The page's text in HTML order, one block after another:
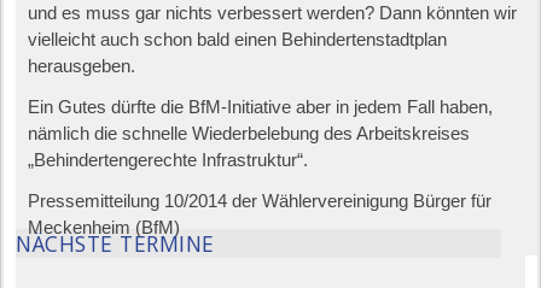
und es muss gar nichts verbessert werden? Dann könnten wir
vielleicht auch schon bald einen Behindertenstadtplan
herausgeben.
Ein Gutes dürfte die BfM-Initiative aber in jedem Fall haben,
nämlich die schnelle Wiederbelebung des Arbeitskreises
„Behindertengerechte Infrastruktur“.
Pressemitteilung 10/2014 der Wählervereinigung Bürger für
Meckenheim (BfM)
NÄCHSTE TERMINE